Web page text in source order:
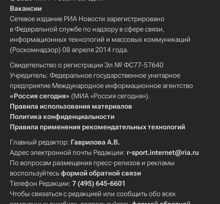
Вакансии
Сетевое издание РИА Новости зарегистрировано
в Федеральной службе по надзору в сфере связи,
информационных технологий и массовых коммуникаций
(Роскомнадзор) 08 апреля 2014 года.
Свидетельство о регистрации Эл № ФС77-57640
Учредитель: Федеральное государственное унитарное
предприятие Международное информационное агентство
«Россия сегодня» (МИА «Россия сегодня»).
Правила использования материалов
Политика конфиденциальности
Правила применения рекомендательных технологий
Главный редактор: Гаврилова А.В.
Адрес электронной почты Редакции: r-sport.internet@ria.ru
По вопросам размещения пресс-релизов и рекламы
воспользуйтесьформой обратной связи
Телефон Редакции: 7 (495) 645-6601
Чтобы связаться с редакцией или сообщить обо всех